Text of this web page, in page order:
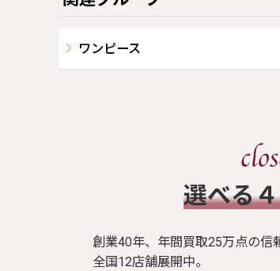
ワンピース
選べる
創業40年、年間買取25万点の信
全国12店舗展開中。